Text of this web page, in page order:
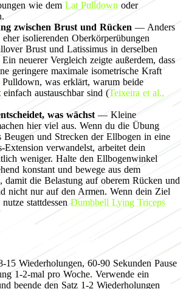
wie dem Lat Pulldown oder
zwischen Brust und Rücken — Anders
isolierenden Oberkörperübungen
Brust und Latissimus in derselben
neuerer Vergleich zeigte außerdem, dass
geringere maximale isometrische Kraft
Pulldown, was erklärt, warum beide
austauschbar sind (Teixeira et al.,
was wächst — Kleine
hier viel aus. Wenn du die Übung
Beugen und Strecken der Ellbogen in eine
Extension verwandelst, arbeitet dein
weniger. Halte den Ellbogenwinkel
konstant und bewege aus dem
damit die Belastung auf oberem Rücken und
nicht nur auf den Armen. Wenn dein Ziel
stattdessenDumbbell Lying Triceps
15 Wiederholungen, 60-90 Sekunden Pause
1-2-mal pro Woche. Verwende ein
beende den Satz 1-2 Wiederholungen